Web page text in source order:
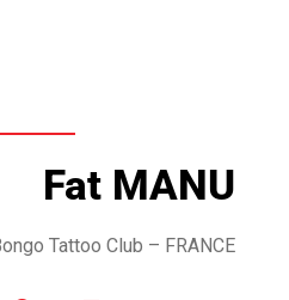
Fat MANU
Tattoo Club – FRANCE